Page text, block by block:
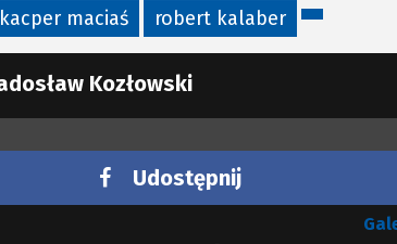
kacper maciaś
robert kalaber
Kozłowski
Udostępnij